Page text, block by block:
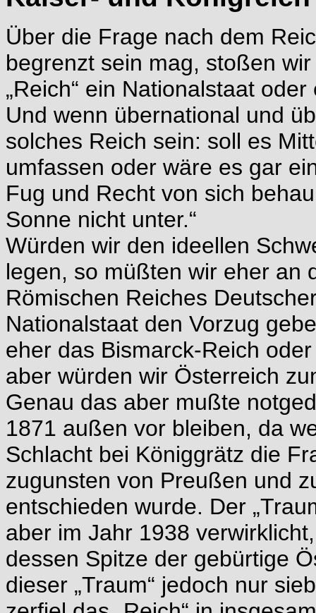
Über die Frage nach dem
begrenzt sein mag, stoßen
„Reich“ ein Nationalstaat
Und wenn übernational und
solches Reich sein: soll es
umfassen oder wäre es gar
Fug und Recht von sich
Sonne nicht unter.“
Würden wir den ideellen
legen, so müßten wir eher an
Römischen Reiches
Nationalstaat den Vorzug
eher das Bismarck-Reich
aber würden wir Österreich
Genau das aber mußte
1871 außen vor bleiben, da
Schlacht bei Königgrätz die
zugunsten von Preußen und
entschieden wurde. Der
aber im Jahr 1938
dessen Spitze der gebürtige
dieser „Traum“ jedoch nur